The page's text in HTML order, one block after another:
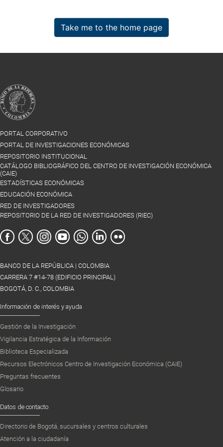
Take me to the home page
PORTAL CORPORATIVO
PORTAL DE INVESTIGACIONES ECONÓMICAS
REPOSITORIO INSTITUCIONAL
CATÁLOGO BIBLIOGRÁFICO DEL CENTRO DE INVESTIGACIÓN ECONÓMICA
(CAIE)
ESTADÍSTICAS ECONÓMICAS
EDUCACIÓN ECONÓMICA
RED DE INVESTIGADORES
REPOSITORIO DE LA RED DE INVESTIGADORES (RIEC)
BANCO DE LA REPÚBLICA | COLOMBIA
CARRERA 7 #14-78 (EDIFICIO PRINCIPAL)
BOGOTÁ, D. C., COLOMBIA
Información de interés y ayuda
Gestión de la Investigación
Vigilancia Estratégica de la Información
Biblioteca Especializada
Recursos Electrónicos Centro de Investigación Económica (CAIE)
Preguntas frecuentes
Glosario
Datos de contacto
Directorio de Bogotá, sucursales y centros culturales
Atención a la ciudadanía